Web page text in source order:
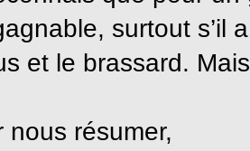
surtout s’il
et le brassard.
nous résumer,